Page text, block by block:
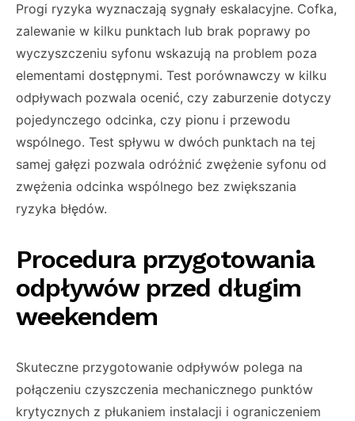
Progi ryzyka wyznaczają sygnały eskalacyjne. Cofka,
zalewanie w kilku punktach lub brak poprawy po
wyczyszczeniu syfonu wskazują na problem poza
elementami dostępnymi. Test porównawczy w kilku
odpływach pozwala ocenić, czy zaburzenie dotyczy
pojedynczego odcinka, czy pionu i przewodu
wspólnego. Test spływu w dwóch punktach na tej
samej gałęzi pozwala odróżnić zwężenie syfonu od
zwężenia odcinka wspólnego bez zwiększania
ryzyka błędów.
Procedura przygotowania
odpływów przed długim
weekendem
Skuteczne przygotowanie odpływów polega na
połączeniu czyszczenia mechanicznego punktów
krytycznych z płukaniem instalacji i ograniczeniem